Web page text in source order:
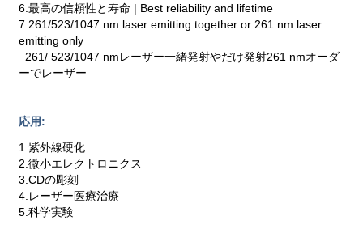
6.最高の信頼性と寿命 | Best reliability and lifetime
7.261/523/1047 nm laser emitting together or 261 nm laser
emitting only
261/ 523/1047 nmレーザー一緒発射やだけ発射261 nmオーダ
ーでレーザー
応用:
1.紫外線硬化
2.微小エレクトロニクス
3.CDの彫刻
4.レーザー医療治療
5.科学実験